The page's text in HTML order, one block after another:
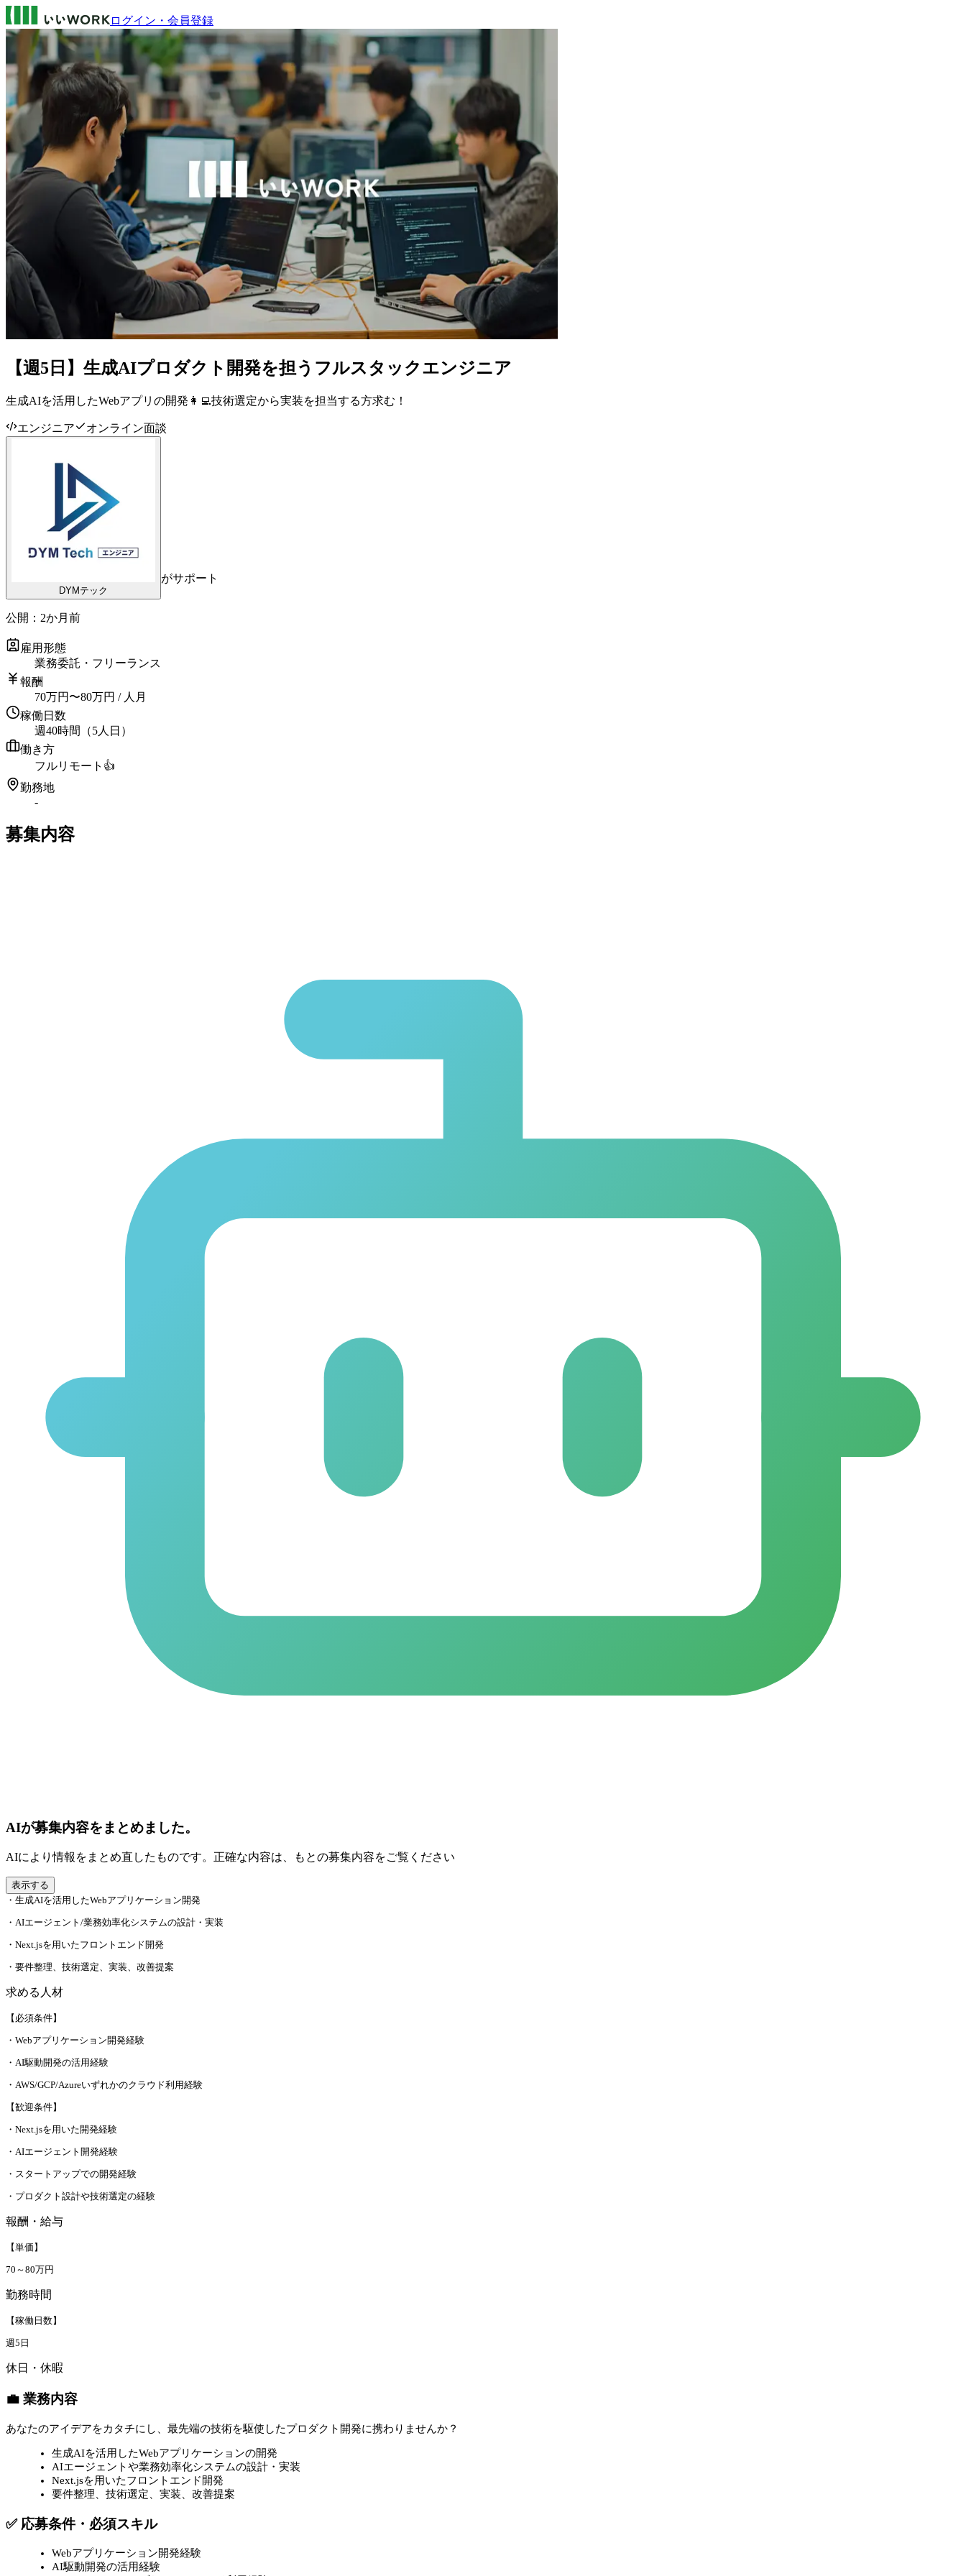
ログイン・会員登録
【週5日】生成AIプロダクト開発を担うフルスタックエンジニア
生成AIを活用したWebアプリの開発👩‍💻技術選定から実装を担当する方求む！
エンジニア オンライン面談
DYMテック
がサポート
公開： 2か月前
雇用形態
業務委託・フリーランス
報酬
70万円 〜80万円 / 人月
稼働日数
週40時間（5人日）
働き方
フルリモート 👍
勤務地
-
募集内容
AIが募集内容をまとめました。
AIにより情報をまとめ直したものです。正確な内容は、もとの募集内容をご覧ください
表示する
・生成AIを活用したWebアプリケーション開発
・AIエージェント/業務効率化システムの設計・実装
・Next.jsを用いたフロントエンド開発
・要件整理、技術選定、実装、改善提案
求める人材
【必須条件】
・Webアプリケーション開発経験
・AI駆動開発の活用経験
・AWS/GCP/Azureいずれかのクラウド利用経験
【歓迎条件】
・Next.jsを用いた開発経験
・AIエージェント開発経験
・スタートアップでの開発経験
・プロダクト設計や技術選定の経験
報酬・給与
【単価】
70～80万円
勤務時間
【稼働日数】
週5日
休日・休暇
💼 業務内容
あなたのアイデアをカタチにし、最先端の技術を駆使したプロダクト開発に携わりませんか？
生成AIを活用したWebアプリケーションの開発
AIエージェントや業務効率化システムの設計・実装
Next.jsを用いたフロントエンド開発
要件整理、技術選定、実装、改善提案
✅ 応募条件・必須スキル
Webアプリケーション開発経験
AI駆動開発の活用経験